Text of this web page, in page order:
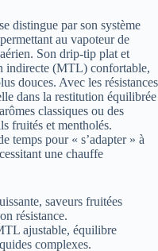
distingue par son système
au vapoteur de
Son drip-tip plat et
indirecte (MTL) confortable,
douces. Avec les résistances
dans la restitution équilibrée
classiques ou des
fruités et mentholés.
temps pour « s’adapter » à
une chauffe
saveurs fruitées
résistance.
ajustable, équilibre
complexes.